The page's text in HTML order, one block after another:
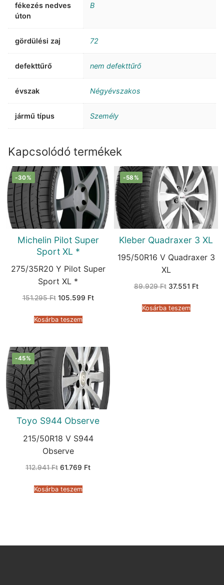
fékezés nedves
úton
B
gördülési zaj 72
defekttűrő nem defekttűrő
évszak Négyévszakos
jármű típus Személy
Kapcsolódó termékek
-30%
Michelin Pilot Super
Sport XL *
275/35R20 Y Pilot Super
Sport XL *
151.295Ft Original
151.295 Ft.
105.599 FtCurrent
Kosárba teszem
-58%
Kleber Quadraxer 3 XL
195/50R16 V Quadraxer 3
XL
89.929Ft Original
89.929 Ft.
37.551 FtCurrent
Kosárba teszem
-45%
Toyo S944 Observe
215/50R18 V S944
Observe
112.941Ft Original
112.941 Ft.
61.769 FtCurrent
Kosárba teszem